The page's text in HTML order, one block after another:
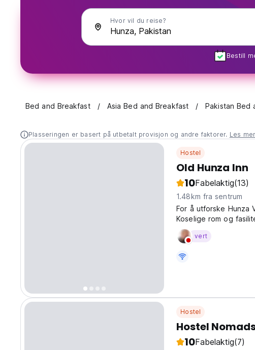
Hvor vil du reise?
Bestill
Bed and Breakfast Asia Bed and Breakfast Pakistan Bed
Plasseringen er basert på utbetalt provisjon og andre faktorer. Les mer
Hostel
Old Hunza Inn
10Fabelaktig(13)
1.48km fra sentrum
For å utforske Hunza
Koselige rom og
vert
Hostel
Hostel
10Fabelaktig(7)